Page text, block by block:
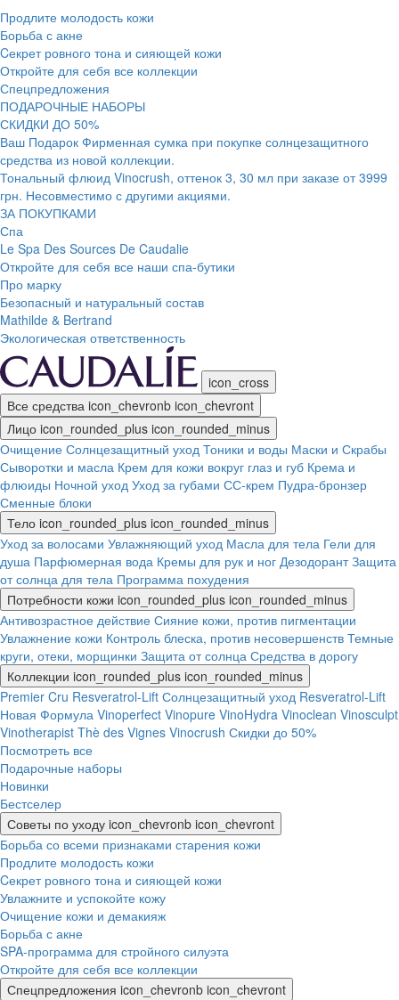
Продлите молодость кожи
Борьба с акне
Cекрет ровного тона и сияющей кожи
Откройте для себя все коллекции
Спецпредложения
ПОДАРОЧНЫЕ НАБОРЫ
СКИДКИ ДО 50%
Ваш Подарок Фирменная сумка при покупке солнцезащитного
средства из новой коллекции.
Тональный флюид Vinocrush, оттенок 3, 30 мл при заказе от 3999
грн. Несовместимо с другими акциями.
ЗА ПОКУПКАМИ
Спа
Le Spa Des Sources De Caudalie
Откройте для себя все наши спа-бутики
Про марку
Безопасный и натуральный состав
Mathilde & Bertrand
Экологическая ответственность
icon_cross
Все средства icon_chevronb icon_chevront
Лицо icon_rounded_plus icon_rounded_minus
Очищение Солнцезащитный уход Тоники и воды Маски и Скрабы
Сыворотки и масла Крем для кожи вокруг глаз и губ Крема и
флюиды Ночной уход Уход за губами СС-крем Пудра-бронзер
Сменные блоки
Тело icon_rounded_plus icon_rounded_minus
Уход за волосами Увлажняющий уход Масла для тела Гели для
душа Парфюмерная вода Кремы для рук и ног Дезодорант Защита
от солнца для тела Программа похудения
Потребности кожи icon_rounded_plus icon_rounded_minus
Антивозрастное действие Сияние кожи, против пигментации
Увлажнение кожи Контроль блеска, против несовершенств Темные
круги, отеки, морщинки Защита от солнца Средства в дорогу
Коллекции icon_rounded_plus icon_rounded_minus
Premier Cru Resveratrol-Lift Солнцезащитный уход Resveratrol-Lift
Новая Формула Vinoperfect Vinopure VinoHydra Vinoclean Vinosculpt
Vinotherapist Thè des Vignes Vinocrush Скидки до 50%
Посмотреть все
Подарочные наборы
Новинки
Бестселер
Советы по уходу icon_chevronb icon_chevront
Борьба со всеми признаками старения кожи
Продлите молодость кожи
Cекрет ровного тона и сияющей кожи
Увлажните и успокойте кожу
Очищение кожи и демакияж
Борьба с акне
SPA-программа для стройного силуэта
Откройте для себя все коллекции
Спецпредложения icon_chevronb icon_chevront